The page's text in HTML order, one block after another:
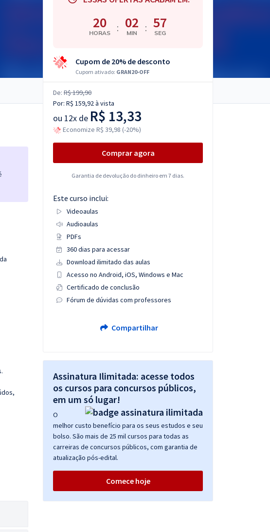
20
HORAS : 02
MIN : 56
SEG
Cupom de 20% de desconto
Cupom ativado: GRAN20-OFF
De: R$ 199,90
Por: R$ 159,92à vista
ou 12x de R$ 13,33
Economize R$ 39,98 (-20%)
Comprar agora
Garantia de devolução do dinheiro em 7 dias.
Este curso inclui:
Videoaulas
Audioaulas
PDFs
360 dias para acessar
Download ilimitado das aulas
Acesso no Android, iOS, Windows e Mac
Certificado de conclusão
Fórum de dúvidas com professores
Compartilhar
Assinatura Ilimitada: acesse todos
os cursos para concursos públicos,
em um só lugar!
O
melhor custo benefício para os seus estudos e seu
bolso. São mais de 25 mil cursos para todas as
carreiras de concursos públicos, com garantia de
atualização pós-edital.
Comece hoje